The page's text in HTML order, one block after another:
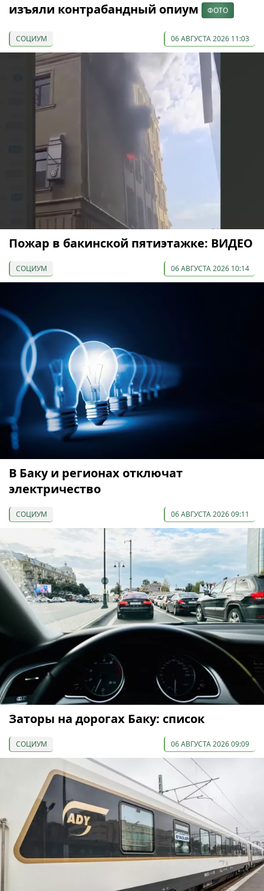
изъяли контрабандный опиум
ФОТО
СОЦИУМ 06 АВГУСТА 2026 11:03
Пожар в бакинской пятиэтажке: ВИДЕО
СОЦИУМ 06 АВГУСТА 2026 10:14
В Баку и регионах отключат
электричество
СОЦИУМ 06 АВГУСТА 2026 09:11
Заторы на дорогах Баку: список
СОЦИУМ 06 АВГУСТА 2026 09:09